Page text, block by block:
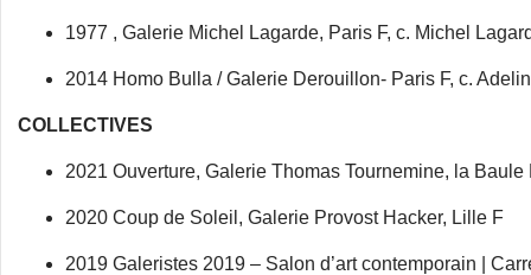
1977 , Galerie Michel Lagarde, Paris F, c. Michel
2014 Homo Bulla / Galerie Derouillon- Paris F, c.
COLLECTIVES
2021 Ouverture, Galerie Thomas Tournemine, la Baule
2020 Coup de Soleil, Galerie Provost Hacker, Lille F
2019 Galeristes 2019 – Salon d’art contemporain |